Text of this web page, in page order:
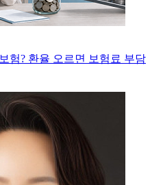
험? 환율 오르면 보험료 부담